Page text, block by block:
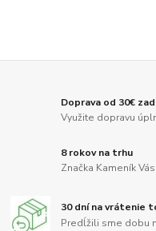
Doprava od 30€
Využite dopravu
8 rokov na trhu
Značka Kameník
30 dní na vrátenie
Predĺžili sme dobu